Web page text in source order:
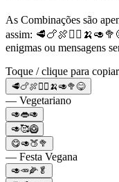
As Combinações são
assim:
enigmas ou mensagens
Toque / clique para
🥩🍗🍖🙅‍♀️🍌🥑🥦😋
— Vegetariano
🥑👄🥑
🥑🥰🥝
😋🥑🍑🥦
— Festa Vegana
🥑🥕🌽🥬